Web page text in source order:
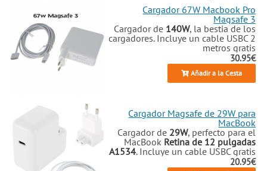
Cargador 67W Macbook Pro
Magsafe 3
Cargador de 140W, la bestia de los
cargadores. Incluye un cable USBC 2
metros gratis
30.95€
Añadir a la Cesta
Cargador Magsafe de 29W para
MacBook
Cargador de 29W, perfecto para el
MacBook Retina de 12 pulgadas
A1534. Incluye un cable USBC gratis
20.95€